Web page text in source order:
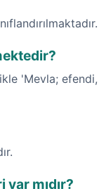
'Mevla;
mıdır?